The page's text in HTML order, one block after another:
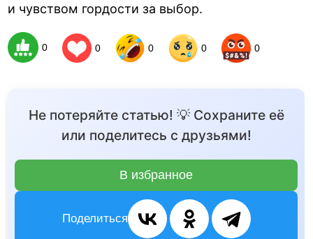
и чувством гордости за выбор.
0 0 0 0 0
Не потеряйте статью! 💡 Сохраните её
или поделитесь с друзьями!
В избранное
Поделиться